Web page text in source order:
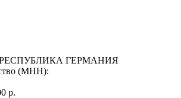
ГЕРМАНИЯ
(МНН):
р.